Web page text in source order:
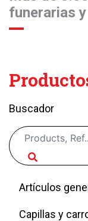
funerarias
Buscador
Artículos
Capillas y